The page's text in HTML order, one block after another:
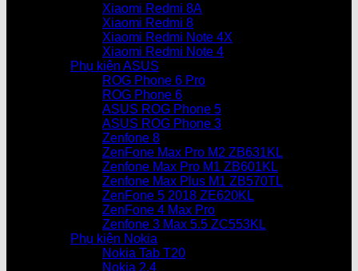
Xiaomi Redmi 8A
Xiaomi Redmi 8
Xiaomi Redmi Note 4X
Xiaomi Redmi Note 4
Phụ kiện ASUS
ROG Phone 6 Pro
ROG Phone 6
ASUS ROG Phone 5
ASUS ROG Phone 3
Zenfone 8
ZenFone Max Pro M2 ZB631KL
Zenfone Max Pro M1 ZB601KL
Zenfone Max Plus M1 ZB570TL
ZenFone 5 2018 ZE620KL
ZenFone 4 Max Pro
Zenfone 3 Max 5.5 ZC553KL
Phụ kiện Nokia
Nokia Tab T20
Nokia 2.4